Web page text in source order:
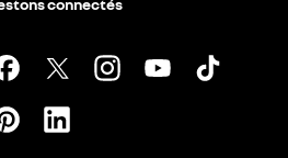
connectés